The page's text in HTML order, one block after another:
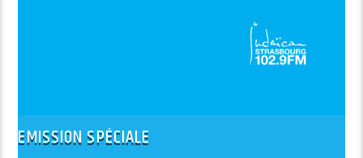
EMISSION SPÉCIALE